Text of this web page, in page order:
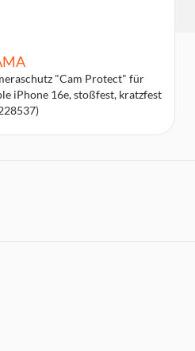
"Cam Protect" für
iPhone 16e, stoßfest, kratzfest